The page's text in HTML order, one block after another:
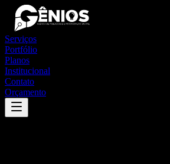
Serviços
Portfólio
Planos
Institucional
Contato
Orçamento